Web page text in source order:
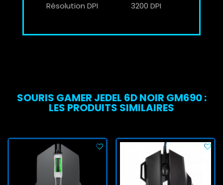
Résolution DPI 3200 DPI
SOURIS GAMER JEDEL 6D NOIR GM690 :
LES PRODUITS SIMILAIRES